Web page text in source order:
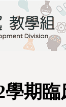
學期